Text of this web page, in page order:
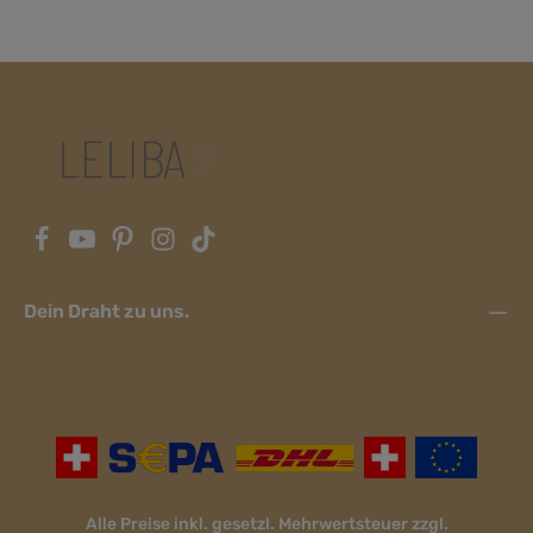
Dein Draht zu uns.
Alle Preise inkl. gesetzl. Mehrwertsteuer zzgl.